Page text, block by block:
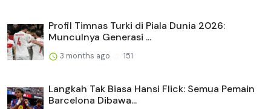
Profil Timnas Turki di Piala Dunia 2026:
Munculnya Generasi ...
3 months ago 151
Langkah Tak Biasa Hansi Flick: Semua Pemain
Barcelona Dibawa...